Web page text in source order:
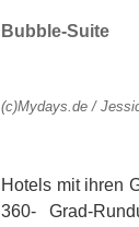
Bubble-Suite
(c)Mydays.de /
Hotels mit ihren
360- Grad-